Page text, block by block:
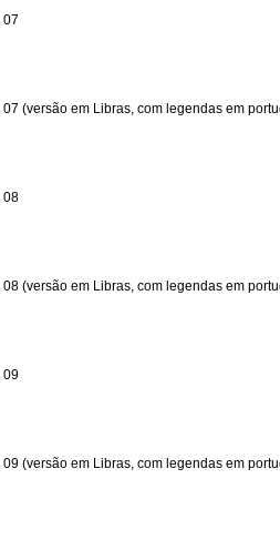
07
(versão em Libras, com legendas em
08
(versão em Libras, com legendas em
09
(versão em Libras, com legendas em